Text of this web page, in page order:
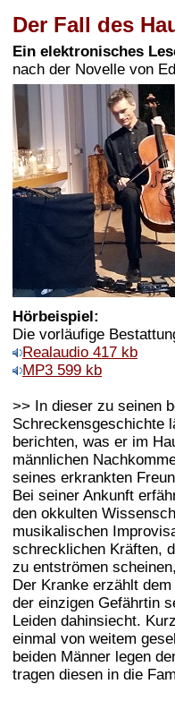
Der Fall des
Ein elektronisches
nach der Novelle von
Hörbeispiel:
Die vorläufige
Realaudio 417 kb
MP3 599 kb
>> In dieser zu seinen
Schreckensgeschichte
berichten, was er im
männlichen
seines erkrankten
Bei seiner Ankunft
den okkulten
musikalischen
schrecklichen Kräften,
zu entströmen
Der Kranke erzählt
der einzigen Gefährtin
Leiden dahinsiecht.
einmal von weitem
beiden Männer legen
tragen diesen in die